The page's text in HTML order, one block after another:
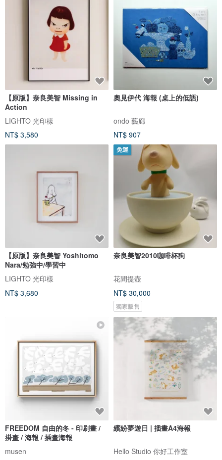
【原版】奈良美智 Missing in
Action
LIGHTO 光印樣
NT$ 3,580
奧見伊代 海報 (桌上的低語)
ondo 藝廊
NT$ 907
【原版】奈良美智 Yoshitomo
Nara/勉強中/學習中
LIGHTO 光印樣
NT$ 3,680
免運
奈良美智2010咖啡杯狗
花間提壺
NT$ 30,000
獨家販售
FREEDOM 自由的冬 - 印刷畫 /
掛畫 / 海報 / 插畫海報
musen
繽紛夢遊日 | 插畫A4海報
Hello Studio 你好工作室